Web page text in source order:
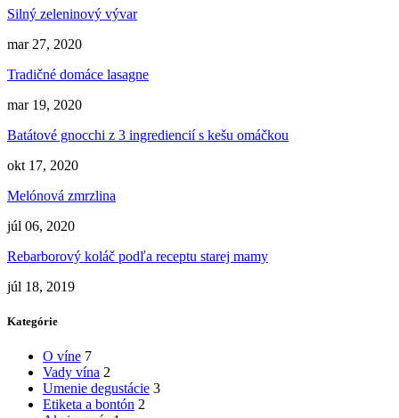
Silný zeleninový vývar
mar 27, 2020
Tradičné domáce lasagne
mar 19, 2020
Batátové gnocchi z 3 ingrediencií s kešu omáčkou
okt 17, 2020
Melónová zmrzlina
júl 06, 2020
Rebarborový koláč podľa receptu starej mamy
júl 18, 2019
Kategórie
O víne 7
Vady vína 2
Umenie degustácie 3
Etiketa a bontón 2